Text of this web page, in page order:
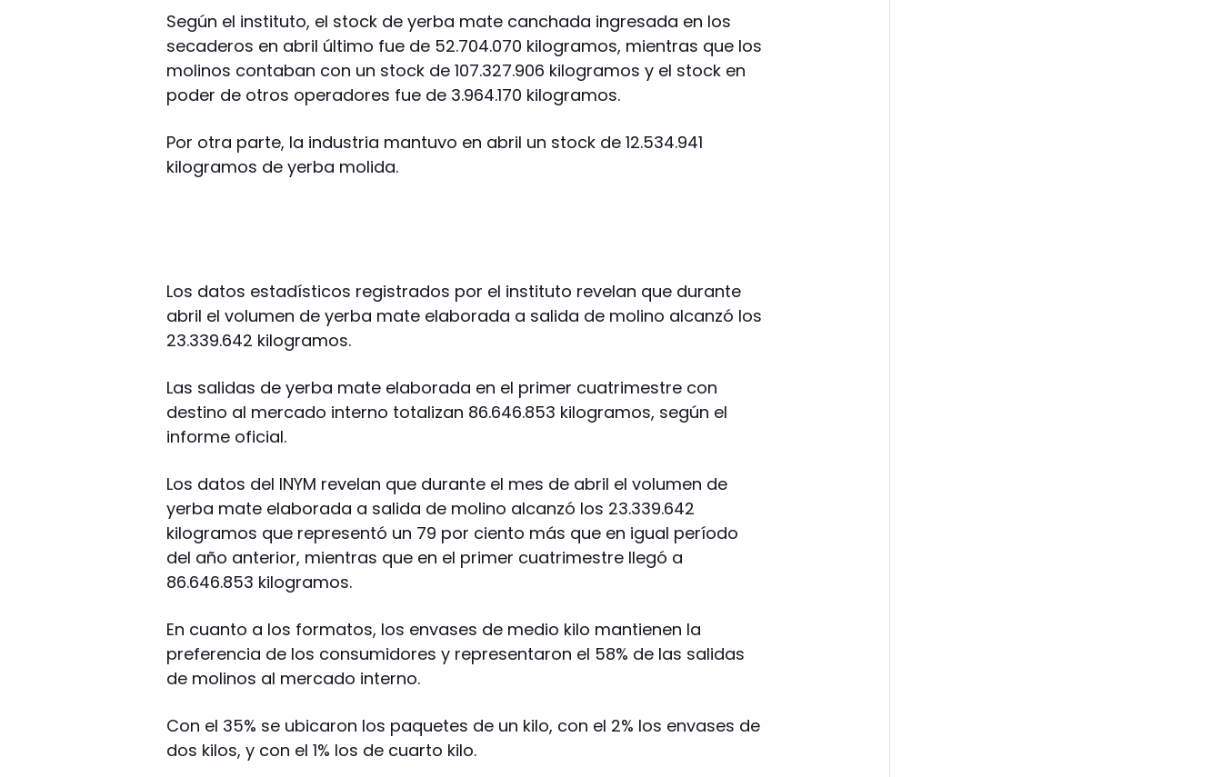
Según el instituto, el stock de yerba mate canchada ingresada en los
secaderos en abril último fue de 52.704.070 kilogramos, mientras que los
molinos contaban con un stock de 107.327.906 kilogramos y el stock en
poder de otros operadores fue de 3.964.170 kilogramos.
Por otra parte, la industria mantuvo en abril un stock de 12.534.941
kilogramos de yerba molida.
Los datos estadísticos registrados por el instituto revelan que durante
abril el volumen de yerba mate elaborada a salida de molino alcanzó los
23.339.642 kilogramos.
Las salidas de yerba mate elaborada en el primer cuatrimestre con
destino al mercado interno totalizan 86.646.853 kilogramos, según el
informe oficial.
Los datos del INYM revelan que durante el mes de abril el volumen de
yerba mate elaborada a salida de molino alcanzó los 23.339.642
kilogramos que representó un 79 por ciento más que en igual período
del año anterior, mientras que en el primer cuatrimestre llegó a
86.646.853 kilogramos.
En cuanto a los formatos, los envases de medio kilo mantienen la
preferencia de los consumidores y representaron el 58% de las salidas
de molinos al mercado interno.
Con el 35% se ubicaron los paquetes de un kilo, con el 2% los envases de
dos kilos, y con el 1% los de cuarto kilo.